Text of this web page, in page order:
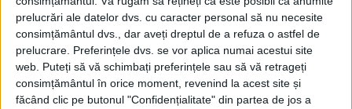
prelucrări ale datelor dvs. cu caracter personal să nu necesite
consimțământul dvs., dar aveți dreptul de a refuza o astfel de
prelucrare. Preferințele dvs. se vor aplica numai acestui site
web. Puteți să vă schimbați preferințele sau să vă retrageți
consimțământul în orice moment, revenind la acest site și
făcând clic pe butonul "Confidențialitate" din partea de jos a
Pe 20 aprilie 1971, Pentagonul dă publicității cifre care
confirmă că așa-numitele incidente de „fragging” sunt...